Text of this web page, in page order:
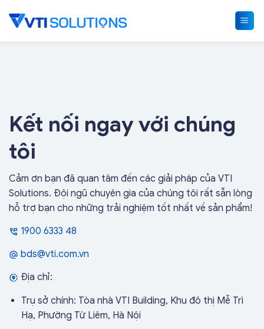
Kết nối ngay với chúng
tôi
Cảm ơn bạn đã quan tâm đến các giải pháp của VTI
Solutions. Đội ngũ chuyên gia của chúng tôi rất sẵn lòng
hỗ trợ bạn cho những trải nghiệm tốt nhất về sản phẩm!
1900 6333 48
bds@vti.com.vn
Địa chỉ:
Trụ sở chính: Tòa nhà VTI Building, Khu đô thị Mễ Trì
Hạ, Phường Từ Liêm, Hà Nội